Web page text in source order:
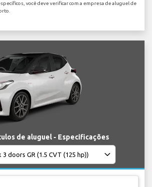
você deve verificar com a empresa de aluguel de
de aluguel - Especificações